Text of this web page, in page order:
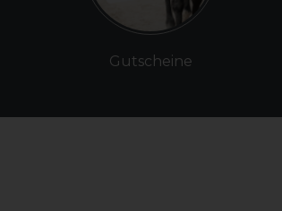
Gutscheine